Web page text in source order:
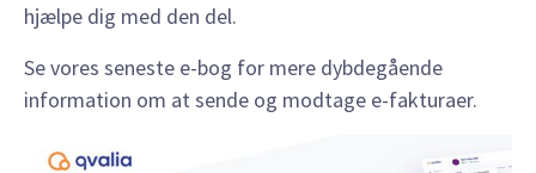
hjælpe dig med den del.
Se vores seneste e-bog for mere dybdegående
information om at sende og modtage e-fakturaer.